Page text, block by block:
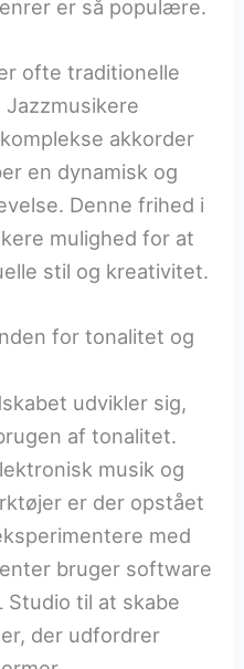
er så populære.
ofte traditionelle
akkorder
en dynamisk og
Denne frihed i
mulighed for at
stil og kreativitet.
for tonalitet og
udvikler sig,
af tonalitet.
musik og
er der opstået
med
bruger software
Studio til at skabe
der udfordrer